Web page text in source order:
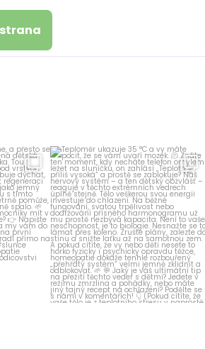
homeopatika.cz
Čvn 27